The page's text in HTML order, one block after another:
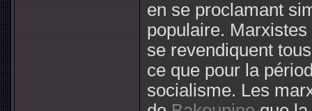
en se proclamant
populaire.
se revendiquent
ce que pour la
socialisme. Les